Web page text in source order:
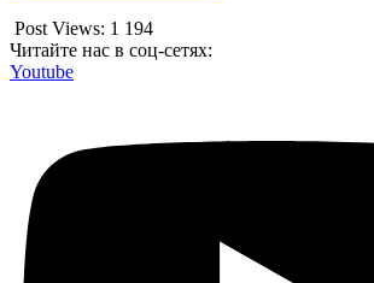
Post Views: 1 194
Читайте нас в соц-сетях:
Youtube